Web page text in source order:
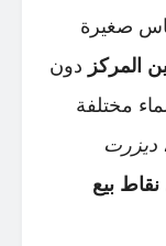
صغيرة
المركز دون
مختلفة
ديزرت
نقاط بيع